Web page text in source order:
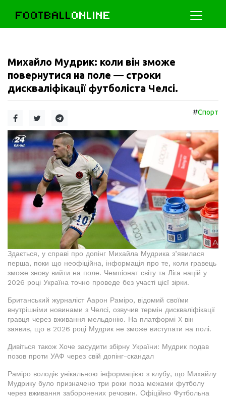
FOOTBALLONLINE
Михайло Мудрик: коли він зможе
повернутися на поле — строки
дискваліфікації футболіста Челсі.
#Спорт
Здається, у справі про допінг Михайла Мудрика з’явилася
перша, поки що неофіційна, інформація про те, коли гравець
зможе знову вийти на поле. Чемпіонат світу та Ліга націй у
2026 році Україна точно проведе без участі цієї зірки.
Британський журналіст Аарон Раміро, відомий своїми
внутрішніми новинами з Челсі, озвучив термін дискваліфікації
гравця через вживання мельдонію. На платформі X він
заявив, що в 2026 році Мудрик не зможе виступати на полі.
Дивіться також Хоче засудити збірну України: Мудрик подав
позов проти УАФ через свій допінг-скандал
Раміро володіє унікальною інформацією з клубу, що Михайлу
Мудрику було призначено три роки поза межами футболу
через вживання заборонених речовин. Офіційно Футбольна